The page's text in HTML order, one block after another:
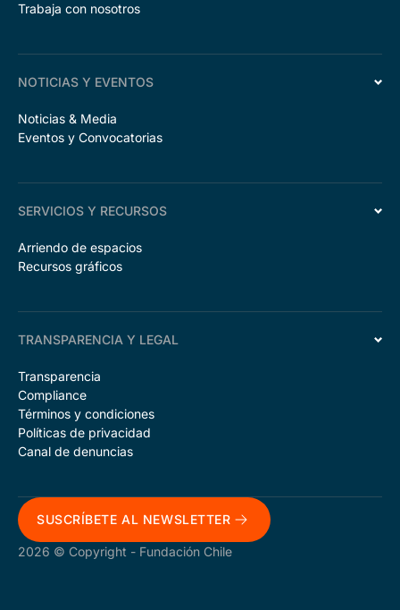
Trabaja con nosotros
NOTICIAS Y EVENTOS
Noticias & Media
Eventos y Convocatorias
SERVICIOS Y RECURSOS
Arriendo de espacios
Recursos gráficos
TRANSPARENCIA Y LEGAL
Transparencia
Compliance
Términos y condiciones
Políticas de privacidad
Canal de denuncias
SUSCRÍBETE AL NEWSLETTER
2026 © Copyright - Fundación Chile